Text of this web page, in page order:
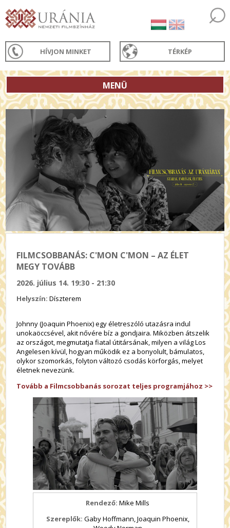
HÍVJON MINKET TÉRKÉP
MENÜ
FILMCSOBBANÁS: C'MON C'MON – AZ ÉLET
MEGY TOVÁBB
2026. július 14. 19:30 - 21:30
Helyszín:Díszterem
Johnny (Joaquin Phoenix) egy életreszóló utazásra indul
unokaöccsével, akit nővére bíz a gondjaira. Miközben átszelik
az országot, megmutatja fiatal útitársának, milyen a világ Los
Angelesen kívül, hogyan működik ez a bonyolult, bámulatos,
olykor szomorkás, folyton változó csodás körforgás, melyet
életnek nevezünk.
Tovább a Filmcsobbanás sorozat teljes programjához >>
Rendező: Mike Mills
Szereplők: Gaby Hoffmann, Joaquin Phoenix,